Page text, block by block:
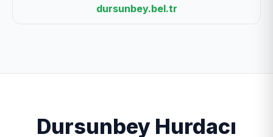
dursunbey.bel.tr
Dursunbey Hurdacı